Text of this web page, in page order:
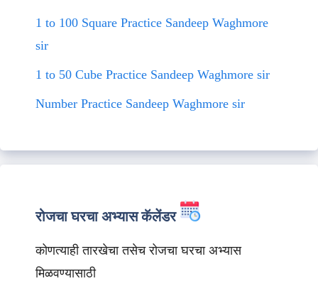
1 to 100 Square Practice Sandeep Waghmore
sir
1 to 50 Cube Practice Sandeep Waghmore sir
Number Practice Sandeep Waghmore sir
रोजचा घरचा अभ्यास कॅलेंडर
कोणत्याही तारखेचा तसेच रोजचा घरचा अभ्यास
मिळवण्यासाठी